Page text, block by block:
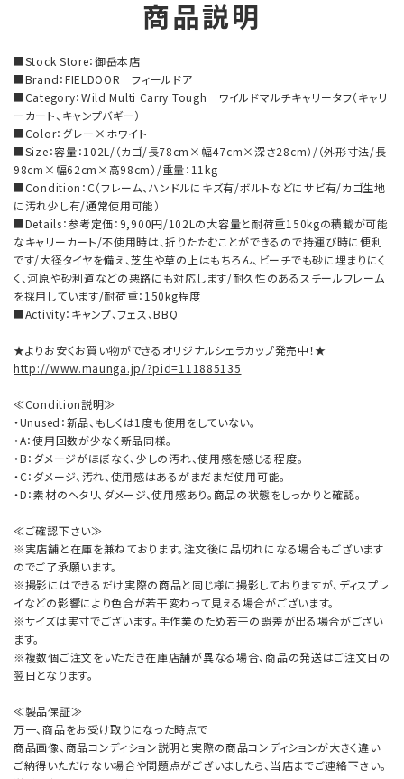
商品説明
■Stock Store：御岳本店
■Brand：FIELDOOR フィールドア
■Category：Wild Multi Carry Tough ワイルドマルチキャリータフ（キャリ
ーカート、キャンプバギー）
■Color：グレー×ホワイト
■Size：容量：102L/（カゴ/長78cm×幅47cm×深さ28cm）/（外形寸法/長
98cm×幅62cm×高98cm）/重量：11kg
■Condition：C（フレーム、ハンドルにキズ有/ボルトなどにサビ有/カゴ生地
に汚れ少し有/通常使用可能）
■Details：参考定価：9,900円/102Lの大容量と耐荷重150kgの積載が可能
なキャリーカート/不使用時は、折りたたむことができるので持運び時に便利
です/大径タイヤを備え、芝生や草の上はもちろん、ビーチでも砂に埋まりにく
く、河原や砂利道などの悪路にも対応します/耐久性のあるスチールフレーム
を採用しています/耐荷重：150kg程度
■Activity：キャンプ、フェス、BBQ
★よりお安くお買い物ができるオリジナルシェラカップ発売中！★
http://www.maunga.jp/?pid=111885135
≪Condition説明≫
・Unused：新品、もしくは1度も使用をしていない。
・A：使用回数が少なく新品同様。
・B：ダメージがほぼなく、少しの汚れ、使用感を感じる程度。
・C：ダメージ、汚れ、使用感はあるがまだまだ使用可能。
・D：素材のヘタリ、ダメージ、使用感あり。商品の状態をしっかりと確認。
≪ご確認下さい≫
※実店舗と在庫を兼ねております。注文後に品切れになる場合もございます
のでご了承願います。
※撮影にはできるだけ実際の商品と同じ様に撮影しておりますが、ディスプレ
イなどの影響により色合が若干変わって見える場合がございます。
※サイズは実寸でございます。手作業のため若干の誤差が出る場合がござい
ます。
※複数個ご注文をいただき在庫店舗が異なる場合、商品の発送はご注文日の
翌日となります。
≪製品保証≫
万一、商品をお受け取りになった時点で
商品画像、商品コンディション説明と実際の商品コンディションが大きく違い
ご納得いただけない場合や問題点がございましたら、当店までご連絡下さい。